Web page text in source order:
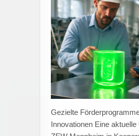
Rückgang bei
Übernahmen trotz hoher